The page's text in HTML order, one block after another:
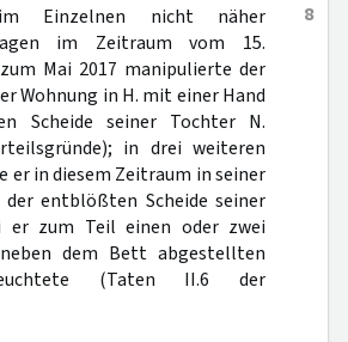
8
Einzelnen nicht näher
im Zeitraum vom 15.
Mai 2017 manipulierte der
Wohnung in H. mit einer Hand
Scheide seiner Tochter N.
in drei weiteren
er in diesem Zeitraum in seiner
entblößten Scheide seiner
er zum Teil einen oder zwei
dem Bett abgestellten
(Taten II.6 der